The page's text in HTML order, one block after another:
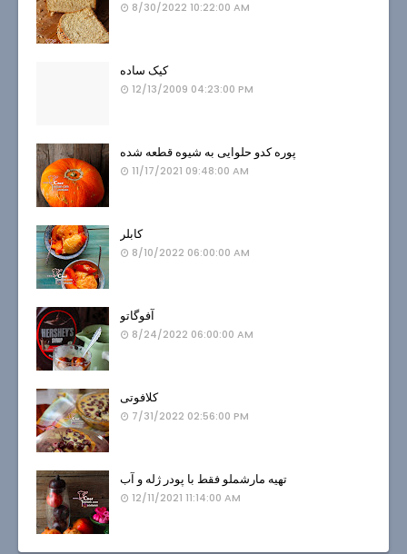
8/30/2022 10:22:00 AM
کیک ساده
12/13/2009 04:23:00 PM
پوره کدو حلوایی به شیوه قطعه شده
11/17/2021 09:48:00 AM
کابلر
8/10/2022 06:00:00 AM
آفوگاتو
8/24/2022 06:00:00 AM
کلافوتی
7/31/2022 02:56:00 PM
تهیه مارشملو فقط با پودر ژله و آب
12/11/2021 11:14:00 AM